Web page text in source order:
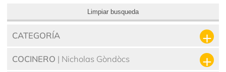
Limpiar busqueda
CATEGORÍA
COCINERO | Nicholas Gòndòcs